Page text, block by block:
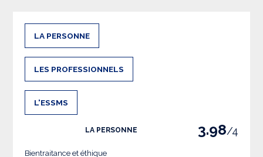
LA PERSONNE
LES PROFESSIONNELS
L'ESSMS
LA PERSONNE 3.98/4
Bientraitance et éthique